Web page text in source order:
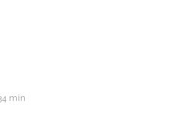
min